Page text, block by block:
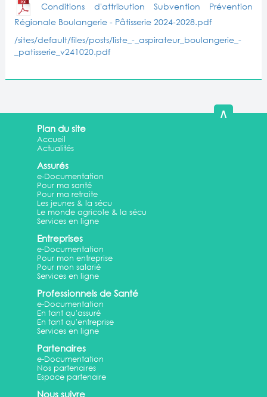
Conditions d'attribution Subvention Prévention
Régionale Boulangerie - Pâtisserie 2024-2028.pdf
/sites/default/files/posts/liste_-_aspirateur_boulangerie_-
_patisserie_v241020.pdf
∧
Plan du site
Accueil
Actualités
Assurés
e-Documentation
Pour ma santé
Pour ma retraite
Les jeunes & la sécu
Le monde agricole & la sécu
Services en ligne
Entreprises
e-Documentation
Pour mon entreprise
Pour mon salarié
Services en ligne
Professionnels de Santé
e-Documentation
En tant qu'assuré
En tant qu'entreprise
Services en ligne
Partenaires
e-Documentation
Nos partenaires
Espace partenaire
Nous suivre